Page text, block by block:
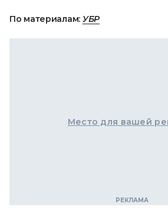
По материалам: УБР
Место для вашей